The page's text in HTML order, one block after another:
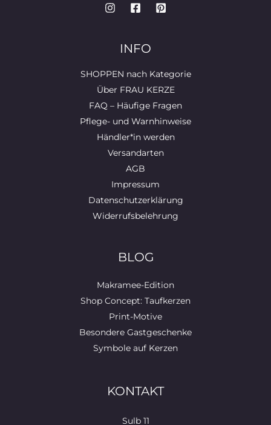
INFO
SHOPPEN nach Kategorie
Über FRAU KERZE
FAQ – Häufige Fragen
Pflege- und Warnhinweise
Händler*in werden
Versandarten
AGB
Impressum
Datenschutzerklärung
Widerrufsbelehrung
BLOG
Makramee-Edition
Shop Concept: Taufkerzen
Print-Motive
Besondere Gastgeschenke
Symbole auf Kerzen
KONTAKT
Sulb 11